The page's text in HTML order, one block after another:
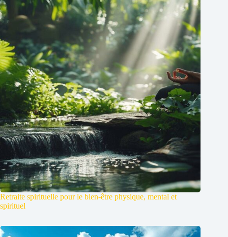
Retraite spirituelle pour le bien-être physique, mental et
spirituel